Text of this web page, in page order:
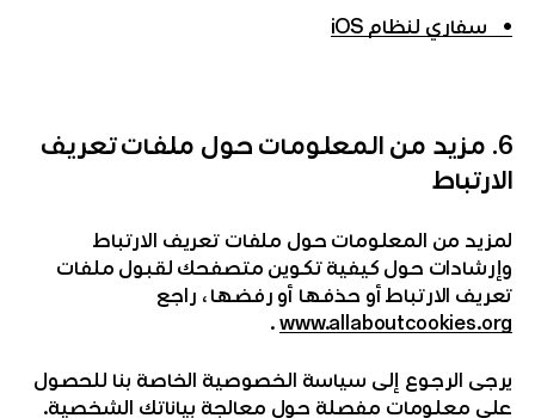
• سفاري لنظام iOS
6. مزيد من المعلومات حول ملفات تعريف
الارتباط
لمزيد من المعلومات حول ملفات تعريف الارتباط
وإرشادات حول كيفية تكوين متصفحك لقبول ملفات
تعريف الارتباط أو حذفها أو رفضها ، راجع
www.allaboutcookies.org
.
يرجى الرجوع إلى سياسة الخصوصية الخاصة بنا للحصول
على معلومات مفصلة حول معالجة بياناتك الشخصية.